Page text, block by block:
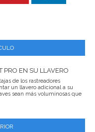
PRO EN SU LLAVERO
de los rastreadores
un llavero adicional a su
sean más voluminosas que